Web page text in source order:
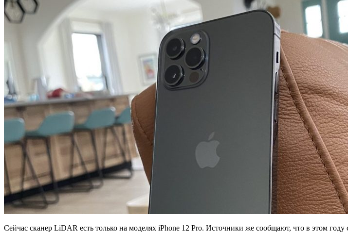
Сейчас сканер LiDAR есть только на моделях iPhone 12 Pro. Источники же сообщают, что в этом году